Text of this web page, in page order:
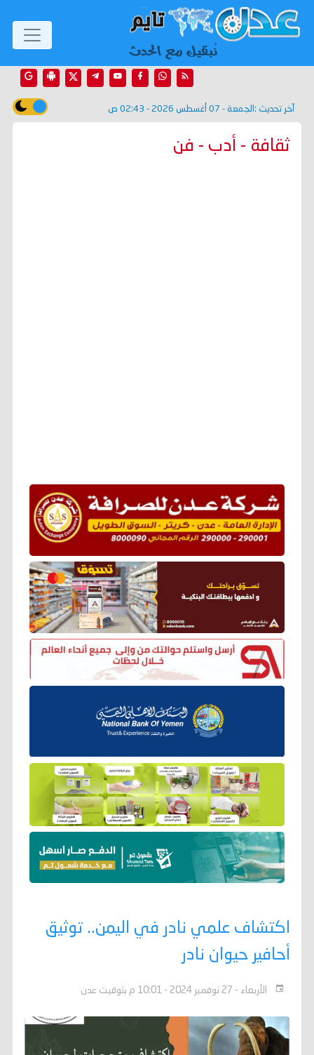
آخر تحديث : الجمعة - 07 أغسطس 2026 - 02:43 ص
ثقافة - أدب - فن
اكتشاف علمي نادر في اليمن.. توثيق
أحافير حيوان نادر
الأربعاء - 27 نوفمبر 2024 - 10:01 م بتوقيت عدن